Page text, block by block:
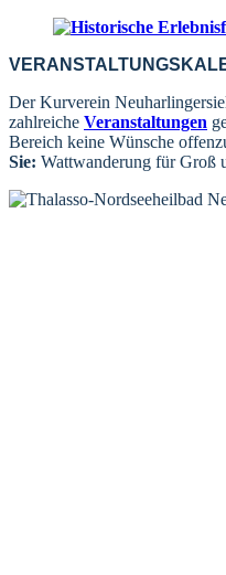
Der Kurverein
zahlreiche Veranstaltungen
Bereich keine Wünsche
Sie: Wattwanderung für Groß